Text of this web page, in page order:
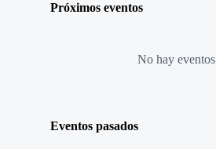
Próximos eventos
No hay eventos
Eventos pasados